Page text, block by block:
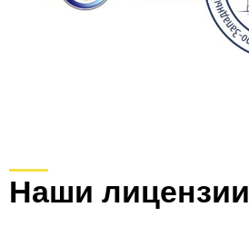
Наши лицензии